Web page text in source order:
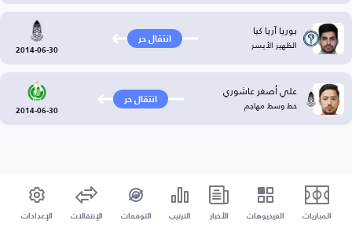
بوريا آريا كيا
الظهير الأيسر انتقال حر
2014-06-30
علي أصغر عاشوري
خط وسط مهاجم انتقال حر
2014-06-30
المباريات الفيديوهات الأخبار الترتيب التوقعات الإنتقالات الإعدادات